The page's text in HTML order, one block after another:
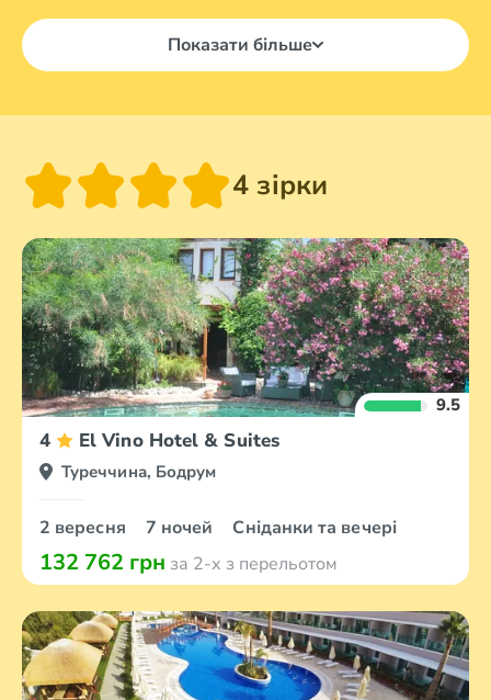
Показати більше
4 зірки
9.5
4 El Vino Hotel & Suites
Туреччина, Бодрум
2 вересня 7 ночей Сніданки та вечері
132 762 грн за 2-х з перельотом